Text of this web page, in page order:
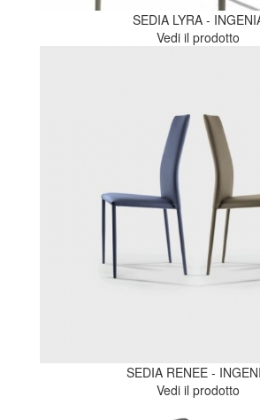
SEDIA LYRA -
Vedi il prodotto
SEDIA RENEE -
Vedi il prodotto